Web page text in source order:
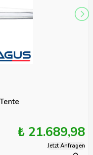
₺ 21.689,98
Jetzt Anfragen